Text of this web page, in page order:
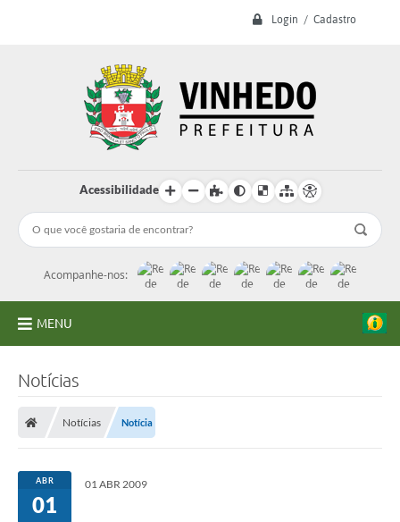
Login / Cadastro
Acessibilidade
Acompanhe-nos:
MENU
Licitações
Transparência
Notícias
Notícias Notícia
ABR
01
01 ABR 2009